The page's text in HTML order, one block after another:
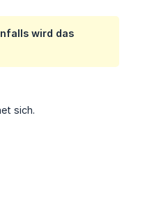
wird das
sich.